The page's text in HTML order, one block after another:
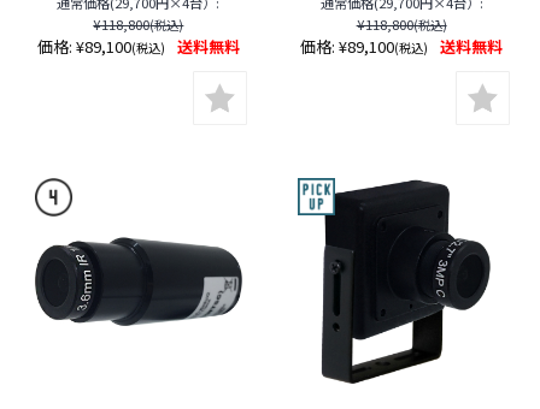
メラ】【アナログハイビ
ジョン】【ケイヨーオリ
ジナル】【期間限定】[期
¥118,800(税込)
価格: ¥89,100(税込) 送料無料
【アナログハイビジョ
ン】【ケイヨーオリジナ
ル】【期間限定】[期間：
¥118,800(税込)
価格: ¥89,100(税込) 送料無料